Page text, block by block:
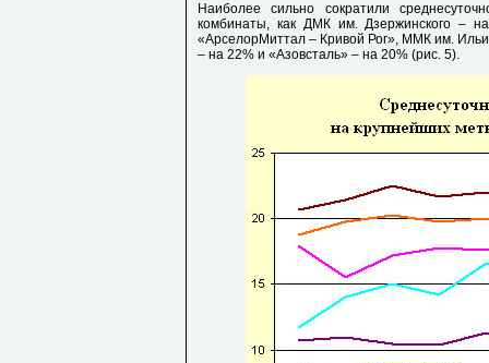
Наиболее сильно сократили
комбинаты, как ДМК им. Дзержинского –
«АрселорМиттал – Кривой Рог», ММК им.
– на 22% и «Азовсталь» – на 20% (рис. 5).